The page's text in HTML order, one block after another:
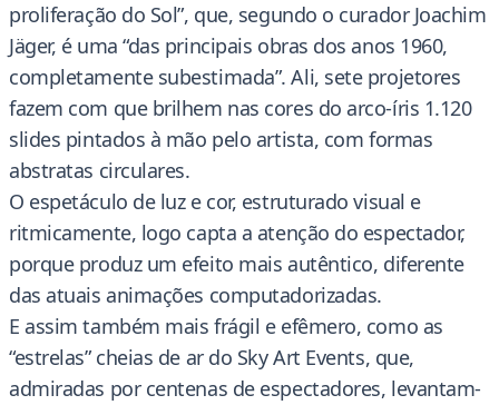
proliferação do Sol”, que, segundo o curador Joachim
Jäger, é uma “das principais obras dos anos 1960,
completamente subestimada”. Ali, sete projetores
fazem com que brilhem nas cores do arco-íris 1.120
slides pintados à mão pelo artista, com formas
abstratas circulares.
O espetáculo de luz e cor, estruturado visual e
ritmicamente, logo capta a atenção do espectador,
porque produz um efeito mais autêntico, diferente
das atuais animações computadorizadas.
E assim também mais frágil e efêmero, como as
“estrelas” cheias de ar do Sky Art Events, que,
admiradas por centenas de espectadores, levantam-